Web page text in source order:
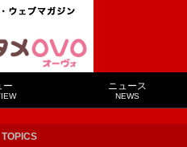
ー ニュース
NEWS
TOPICS